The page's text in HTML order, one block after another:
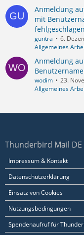
Anmeldung
mit
fehlgeschlagen
guntra
6.
Allgemeines
Anmeldung
wodim
23.
Allgemeines
Thunderbird Mail DE
Impressum & Kontakt
Datenschutzerklärung
Einsatz von Cookies
Nutzungsbedingungen
Spendenaufruf für